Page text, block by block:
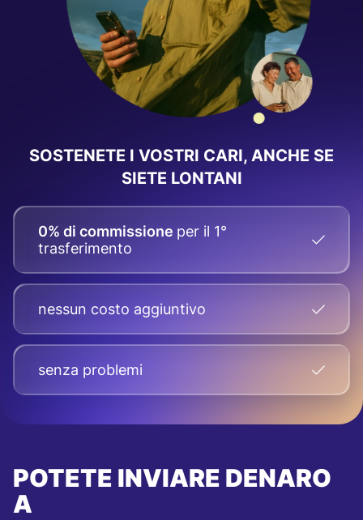
SOSTENETE I VOSTRI CARI, ANCHE SE
SIETE LONTANI
0% di commissione per il 1°
trasferimento
nessun costo aggiuntivo
senza problemi
POTETE INVIARE DENARO
A